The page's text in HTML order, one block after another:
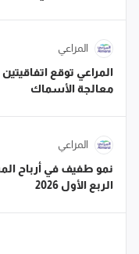
المراعي
المراعي توقع
معالجة الأسماك
المراعي
الربع الأول 2026